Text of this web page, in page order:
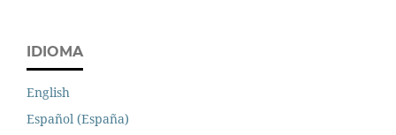
IDIOMA
English
Español (España)